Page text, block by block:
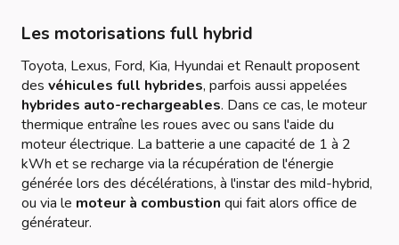
Les motorisations full hybrid
Toyota, Lexus, Ford, Kia, Hyundai et Renault proposent
des véhicules full hybrides, parfois aussi appelées
hybrides auto-rechargeables. Dans ce cas, le moteur
thermique entraîne les roues avec ou sans l'aide du
moteur électrique. La batterie a une capacité de 1 à 2
kWh et se recharge via la récupération de l'énergie
générée lors des décélérations, à l'instar des mild-hybrid,
ou via le moteur à combustion qui fait alors office de
générateur.